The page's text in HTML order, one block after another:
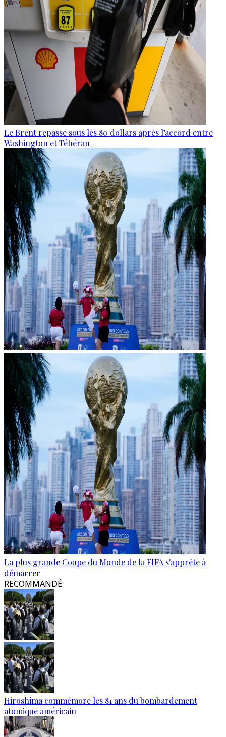
Le Brent repasse sous les 80 dollars après l’accord entre
Washington et Téhéran
La plus grande Coupe du Monde de la FIFA s'apprête à
démarrer
RECOMMANDÉ
Hiroshima commémore les 81 ans du bombardement
atomique américain